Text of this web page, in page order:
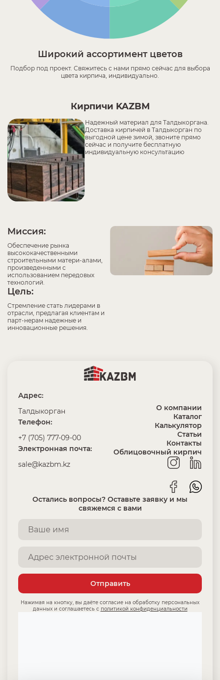
Широкий ассортимент цветов
Подбор под проект. Свяжитесь с нами прямо сейчас для выбора
цвета кирпича, индивидуально.
Кирпичи KAZBM
Надежный материал для Талдыкоргана.
Доставка кирпичей в Талдыкорган по
выгодной цене зимой, звоните прямо
сейчас и получите бесплатную
индивидуальную консультацию
Миссия:
Обеспечение рынка
высококачественными
строительными матери-алами,
произведенными с
использованием передовых
технологий.
Цель:
Стремление стать лидерами в
отрасли, предлагая клиентам и
парт-нерам надежные и
инновационные решения.
Адрес:
Талдыкорган
Телефон:
+7 (705) 777-09-00
Электронная почта:
sale@kazbm.kz
О компании
Каталог
Калькулятор
Статьи
Контакты
Облицовочный кирпич
Остались вопросы? Оставьте заявку и мы
свяжемся с вами
Отправить
Нажимая на кнопку, вы даёте согласие на обработку персональных
данных и соглашаетесь с политикой конфиденциальности